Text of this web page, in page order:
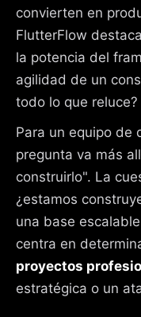
asíncrono y se
Aquí es donde
un gestor de
su predictibilidad y
un estado
final
AsyncValue<
return
});
convierten en
FlutterFlow
la potencia del
agilidad de un
todo lo que reluce?
Para un equipo de
pregunta va más
construirlo". La
¿estamos
una base
centra en
proyectos
estratégica o un